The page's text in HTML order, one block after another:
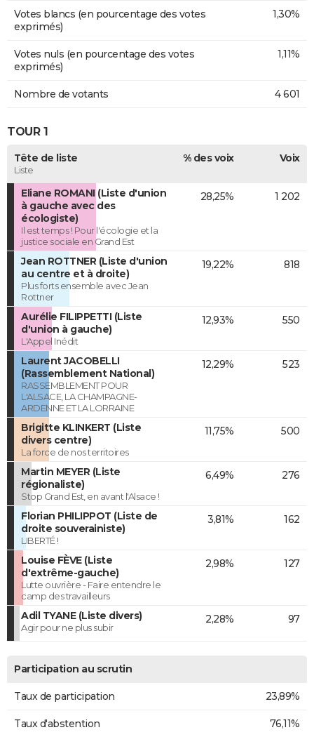
Votes blancs (en pourcentage des votes
exprimés)
1,30%
Votes nuls (en pourcentage des votes
exprimés)
1,11%
Nombre de votants 4 601
TOUR 1
Tête de liste
Liste
% des voix Voix
Eliane ROMANI (Liste d'union
à gauche avec des
écologiste)
Il est temps ! Pour l'écologie et la
justice sociale en Grand Est
28,25% 1 202
Jean ROTTNER (Liste d'union
au centre et à droite)
Plus forts ensemble avec Jean
Rottner
19,22% 818
Aurélie FILIPPETTI (Liste
d'union à gauche)
L'Appel Inédit
12,93% 550
Laurent JACOBELLI
(Rassemblement National)
RASSEMBLEMENT POUR
L'ALSACE, LA CHAMPAGNE-
ARDENNE ET LA LORRAINE
12,29% 523
Brigitte KLINKERT (Liste
divers centre)
La force de nos territoires
11,75% 500
Martin MEYER (Liste
régionaliste)
Stop Grand Est, en avant l'Alsace !
6,49% 276
Florian PHILIPPOT (Liste de
droite souverainiste)
LIBERTÉ !
3,81% 162
Louise FÈVE (Liste
d'extrême-gauche)
Lutte ouvrière - Faire entendre le
camp des travailleurs
2,98% 127
Adil TYANE (Liste divers)
Agir pour ne plus subir
2,28% 97
Participation au scrutin
Taux de participation 23,89%
Taux d'abstention 76,11%